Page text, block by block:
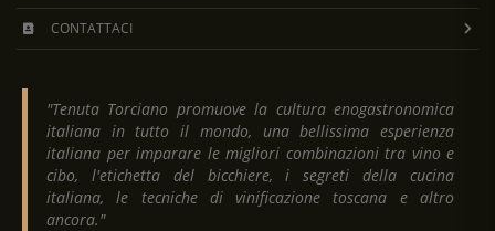
CONTATTACI
"Tenuta Torciano promuove la cultura enogastronomica
italiana in tutto il mondo, una bellissima esperienza
italiana per imparare le migliori combinazioni tra vino e
cibo, l'etichetta del bicchiere, i segreti della cucina
italiana, le tecniche di vinificazione toscana e altro
ancora."